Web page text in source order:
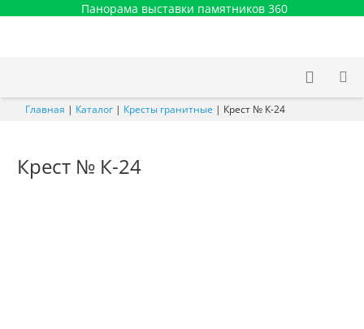
Панорама выставки памятников 360
Главная | Каталог | Кресты гранитные | Крест № К-24
Крест № К-24